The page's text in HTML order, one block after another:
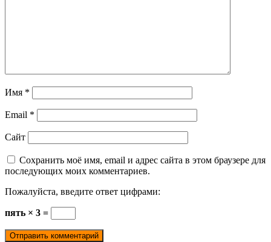
Имя *
Email *
Сайт
Сохранить моё имя, email и адрес сайта в этом браузере для
последующих моих комментариев.
Пожалуйста, введите ответ цифрами:
пять × 3 =